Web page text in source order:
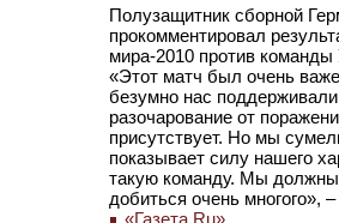
Полузащитник сборной
прокомментировал
мира-2010 против команды
«Этот матч был очень
безумно нас
разочарование от
присутствует. Но мы
показывает силу нашего
такую команду. Мы
добиться очень многого»,